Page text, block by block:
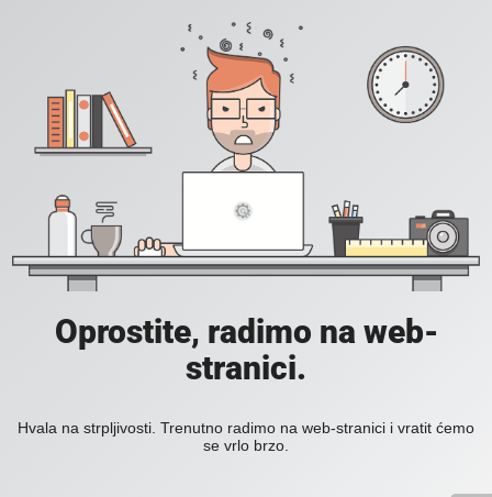
Oprostite, radimo na web-
stranici.
Hvala na strpljivosti. Trenutno radimo na web-stranici i vratit ćemo
se vrlo brzo.